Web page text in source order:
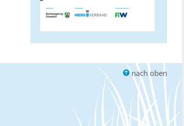
nach oben